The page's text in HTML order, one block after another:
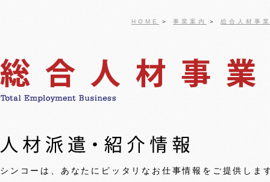
HOME ＞ 事業案内 ＞ 総合人材事
シンコーは、あなたにピッタリなお仕事情報をご提供しま